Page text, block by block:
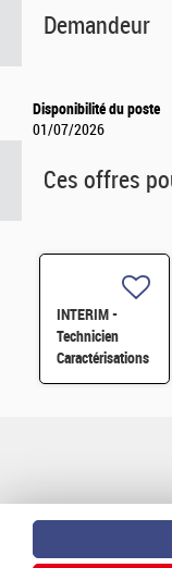
Demandeur
Disponibilité du poste
01/07/2026
Ces offres
INTERIM -
Technicien
Caractérisations
Physique/Chimique